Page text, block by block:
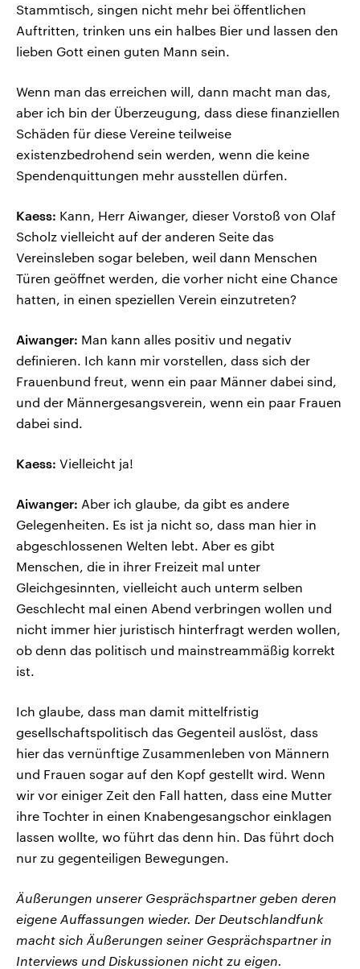
Stammtisch, singen nicht mehr bei öffentlichen
Auftritten, trinken uns ein halbes Bier und lassen den
lieben Gott einen guten Mann sein.
Wenn man das erreichen will, dann macht man das,
aber ich bin der Überzeugung, dass diese finanziellen
Schäden für diese Vereine teilweise
existenzbedrohend sein werden, wenn die keine
Spendenquittungen mehr ausstellen dürfen.
Kaess: Kann, Herr Aiwanger, dieser Vorstoß von Olaf
Scholz vielleicht auf der anderen Seite das
Vereinsleben sogar beleben, weil dann Menschen
Türen geöffnet werden, die vorher nicht eine Chance
hatten, in einen speziellen Verein einzutreten?
Aiwanger: Man kann alles positiv und negativ
definieren. Ich kann mir vorstellen, dass sich der
Frauenbund freut, wenn ein paar Männer dabei sind,
und der Männergesangsverein, wenn ein paar Frauen
dabei sind.
Kaess: Vielleicht ja!
Aiwanger: Aber ich glaube, da gibt es andere
Gelegenheiten. Es ist ja nicht so, dass man hier in
abgeschlossenen Welten lebt. Aber es gibt
Menschen, die in ihrer Freizeit mal unter
Gleichgesinnten, vielleicht auch unterm selben
Geschlecht mal einen Abend verbringen wollen und
nicht immer hier juristisch hinterfragt werden wollen,
ob denn das politisch und mainstreammäßig korrekt
ist.
Ich glaube, dass man damit mittelfristig
gesellschaftspolitisch das Gegenteil auslöst, dass
hier das vernünftige Zusammenleben von Männern
und Frauen sogar auf den Kopf gestellt wird. Wenn
wir vor einiger Zeit den Fall hatten, dass eine Mutter
ihre Tochter in einen Knabengesangschor einklagen
lassen wollte, wo führt das denn hin. Das führt doch
nur zu gegenteiligen Bewegungen.
Äußerungen unserer Gesprächspartner geben deren
eigene Auffassungen wieder. Der Deutschlandfunk
macht sich Äußerungen seiner Gesprächspartner in
Interviews und Diskussionen nicht zu eigen.